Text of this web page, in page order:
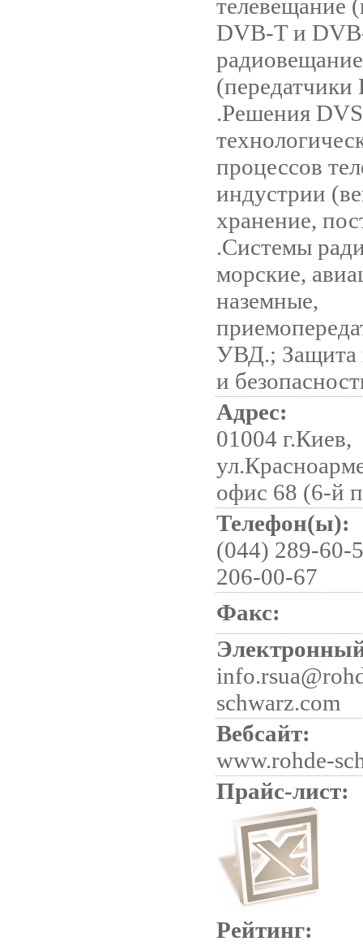
телевещание
DVB-T и
радиовещание
.Pешения
процессов
индустрии
хранение,
.Системы
морские,
наземные,
УВД.; Защита
и
Адрес:
01004 г.Киев,
офис 68 (6-й
Телефон(ы):
(044) 289-60-
206-00-67
Факс:
schwarz.com
Вебсайт:
www.rohde-
Прайс-лист:
Рейтинг: